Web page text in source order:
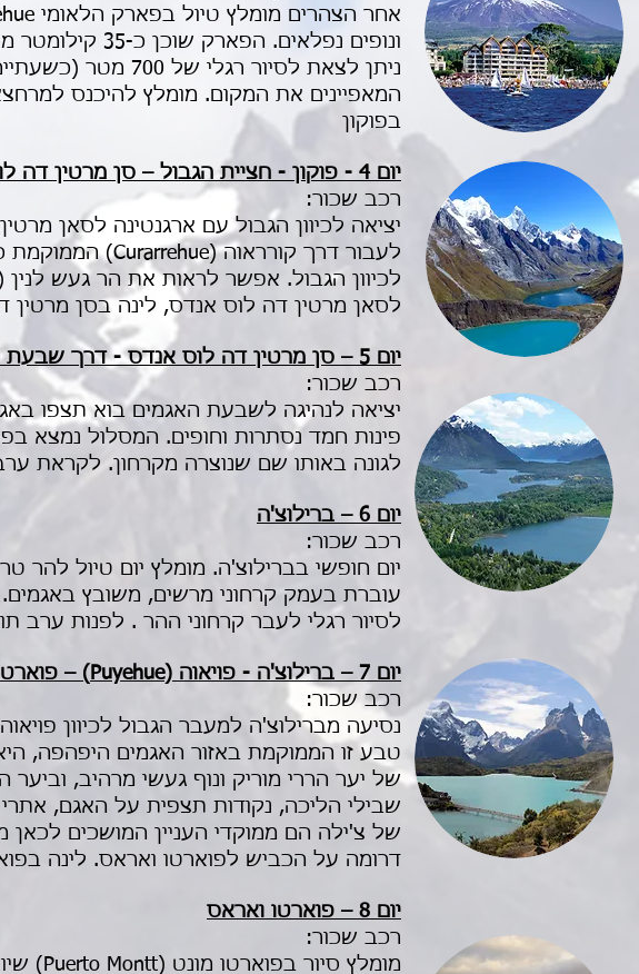
בפוקון
יום 4 - פוקון - חציית הגבול – סן מרטין דה לוס אנדס
רכב שכור:
לסאן מרטין דה לוס אנדס, לינה בסן מרטין
יום 5 – סן מרטין דה לוס אנדס - דרך שבעת האגמים לברילוצ'ה
רכב שכור:
יציאה לנהיגה לשבעת האגמים בוא תצפו
לגונה באותו שם שנוצרה מקרחון. לקראת
יום 6 – ברילוצ'ה
רכב שכור:
יום חופשי בברילוצ'ה. מומלץ יום טיול
עוברת בעמק קרחוני מרשים, משובץ
לסיור רגלי לעבר קרחוני ההר . לפנות ערב
יום 7 – ברילוצ'ה - פויאוה (Puyehue) – פוארטו ואראס
רכב שכור:
של יער הררי מוריק ונוף געשי מרהיב,
שבילי הליכה, נקודות תצפית על האגם,
דרומה על הכביש לפוארטו ואראס. לינה
יום 8 – פוארטו ואראס
רכב שכור: